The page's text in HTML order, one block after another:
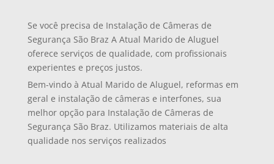
Se você precisa de Instalação de Câmeras de
Segurança São Braz A Atual Marido de Aluguel
oferece serviços de qualidade, com profissionais
experientes e preços justos.
Bem-vindo à Atual Marido de Aluguel, reformas em
geral e instalação de câmeras e interfones, sua
melhor opção para Instalação de Câmeras de
Segurança São Braz. Utilizamos materiais de alta
qualidade nos serviços realizados